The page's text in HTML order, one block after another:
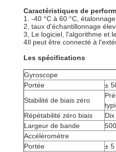
Caractéristiques de
1. -40 °C à 60 °C,
2, taux d'échantillonnage
3, Le logiciel, l'algorithme et
4Il peut être connecté à
Les spécifications
Gyroscope
Portée
±
Stabilité de biais zéro
Répétabilité zéro biais
Largeur de bande
Accéléromètre
Portée
± 5